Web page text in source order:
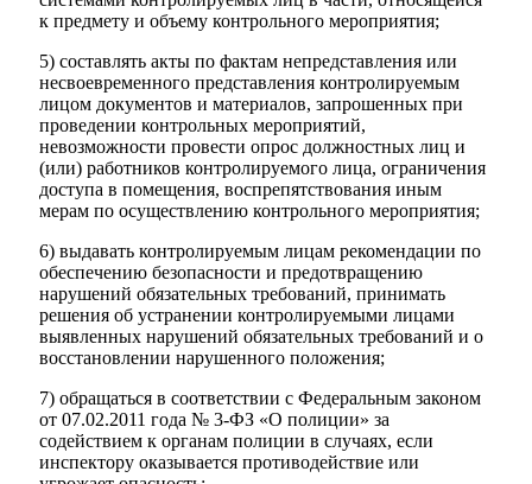
к предмету и объему контрольного мероприятия;
5) составлять акты по фактам непредставления или
несвоевременного представления контролируемым
лицом документов и материалов, запрошенных при
проведении контрольных мероприятий,
невозможности провести опрос должностных лиц и
(или) работников контролируемого лица, ограничения
доступа в помещения, воспрепятствования иным
мерам по осуществлению контрольного мероприятия;
6) выдавать контролируемым лицам рекомендации по
обеспечению безопасности и предотвращению
нарушений обязательных требований, принимать
решения об устранении контролируемыми лицами
выявленных нарушений обязательных требований и о
восстановлении нарушенного положения;
7) обращаться в соответствии с Федеральным законом
от 07.02.2011 года № 3-ФЗ «О полиции» за
содействием к органам полиции в случаях, если
инспектору оказывается противодействие или
Экономика